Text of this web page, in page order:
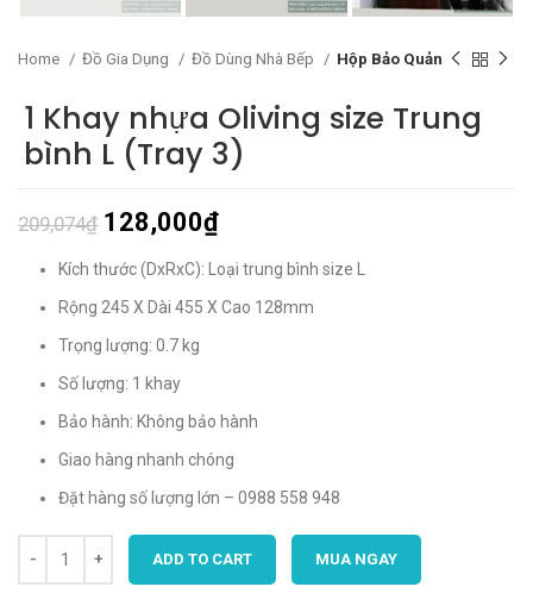
Home Đồ Gia Dụng Đồ Dùng Nhà Bếp Hộp Bảo Quản
1 Khay nhựa Oliving size Trung
bình L (Tray 3)
209,074₫ 128,000₫
Kích thước (DxRxC): Loại trung bình size L
Rộng 245 X Dài 455 X Cao 128mm
Trọng lượng: 0.7 kg
Số lượng: 1 khay
Bảo hành: Không bảo hành
Giao hàng nhanh chóng
Đặt hàng số lượng lớn – 0988 558 948
ADD TO CART MUA NGAY